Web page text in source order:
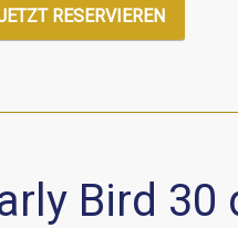
RESERVIEREN
Bird